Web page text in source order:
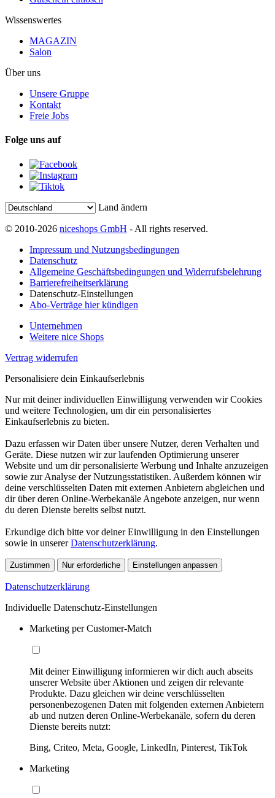
Wissenswertes
MAGAZIN
Salon
Über uns
Unsere Gruppe
Kontakt
Freie Jobs
Folge uns auf
Land ändern
© 2010-2026 niceshops GmbH - All rights reserved.
Impressum und Nutzungsbedingungen
Datenschutz
Allgemeine Geschäftsbedingungen und Widerrufsbelehrung
Barrierefreiheitserklärung
Datenschutz-Einstellungen
Abo-Verträge hier kündigen
Unternehmen
Weitere nice Shops
Vertrag widerrufen
Personalisiere dein Einkaufserlebnis
Nur mit deiner individuellen Einwilligung verwenden wir Cookies
und weitere Technologien, um dir ein personalisiertes
Einkaufserlebnis zu bieten.
Dazu erfassen wir Daten über unsere Nutzer, deren Verhalten und
Geräte. Diese nutzen wir zur laufenden Optimierung unserer
Website und um dir personalisierte Werbung und Inhalte anzuzeigen
sowie zur Analyse der Nutzungsstatistiken. Außerdem können wir
deine verschlüsselten Daten mit externen Anbietern abgleichen und
dir über deren Online-Werbekanäle Angebote anzeigen, nur wenn
du deren Dienste bereits selbst nutzt.
Erkundige dich bitte vor deiner Einwilligung in den Einstellungen
sowie in unsererDatenschutzerklärung.
Zustimmen Nur erforderliche Einstellungen anpassen
Datenschutzerklärung
Individuelle Datenschutz-Einstellungen
Marketing per Customer-Match
Mit deiner Einwilligung informieren wir dich auch abseits
unserer Website über Aktionen und zeigen dir relevante
Produkte. Dazu gleichen wir deine verschlüsselten
personenbezogenen Daten mit folgenden externen Anbietern
ab und nutzen deren Online-Werbekanäle, sofern du deren
Dienste bereits nutzt:
Bing, Criteo, Meta, Google, LinkedIn, Pinterest, TikTok
Marketing